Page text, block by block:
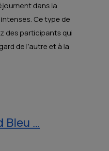
dans la
Ce type de
des participants qui
de l’autre et à la
Bleu …